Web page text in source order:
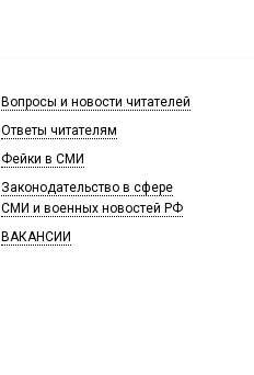
Вопросы и новости читателей
Ответы читателям
Фейки в СМИ
Законодательство в сфере
СМИ и военных новостей РФ
ВАКАНСИИ